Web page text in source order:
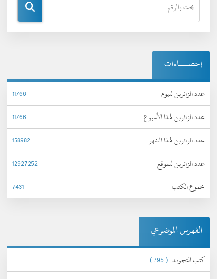
إحصـــاءات
عدد الزائرين لليوم
11766
عدد الزائرين لهذا الأسبوع
11766
عدد الزائرين لهذا الشهر
158982
عدد الزائرين للموقع
12927252
مجموع الكتب
7431
الفهرس الموضوعي
كتب التجويد ( 795 )